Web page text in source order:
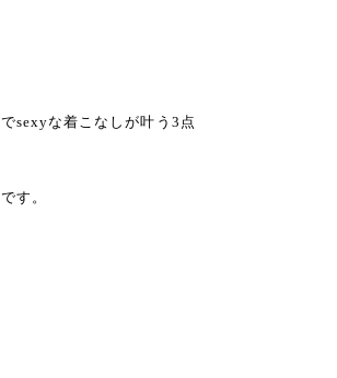
sexyな着こなしが叶う3点
す。